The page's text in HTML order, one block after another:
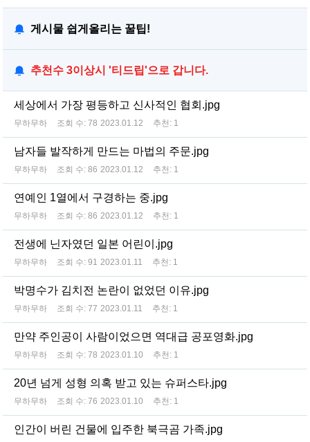
게시물 쉽게올리는 꿀팁!
추천수 3이상시 '티드립'으로 갑니다.
세상에서 가장 평등하고 신사적인 협회.jpg
무하무하 조회 수: 78 2023.01.12 추천: 1
남자들 발작하게 만드는 마법의 주문.jpg
무하무하 조회 수: 86 2023.01.12 추천: 1
연예인 1열에서 구경하는 중.jpg
무하무하 조회 수: 86 2023.01.12 추천: 1
전생에 닌자였던 일본 어린이.jpg
무하무하 조회 수: 91 2023.01.11 추천: 1
박명수가 김치전 논란이 없었던 이유.jpg
무하무하 조회 수: 77 2023.01.11 추천: 1
만약 주인공이 사람이었으면 역대급 공포영화.jpg
무하무하 조회 수: 78 2023.01.10 추천: 1
20년 넘게 성형 의혹 받고 있는 슈퍼스타.jpg
무하무하 조회 수: 76 2023.01.10 추천: 1
인간이 버린 건물에 입주한 북극곰 가족.jpg